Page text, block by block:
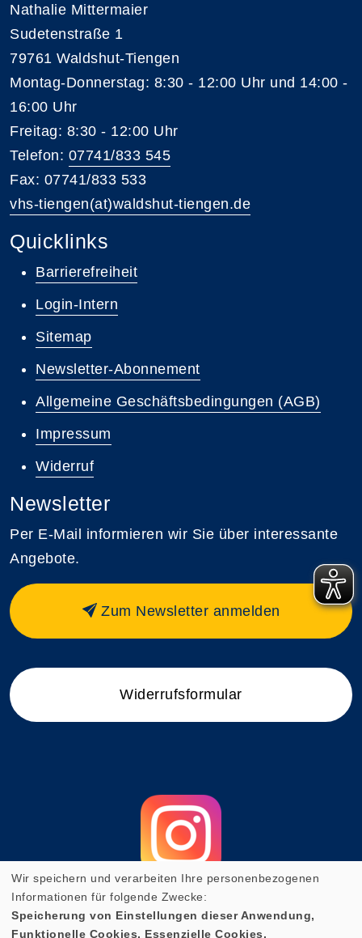
Nathalie Mittermaier
Sudetenstraße 1
79761 Waldshut-Tiengen
Montag-Donnerstag: 8:30 - 12:00 Uhr und 14:00 -
16:00 Uhr
Freitag: 8:30 - 12:00 Uhr
Telefon: 07741/833 545
Fax: 07741/833 533
vhs-tiengen(at)waldshut-tiengen.de
Quicklinks
Barrierefreiheit
Login-Intern
Sitemap
Newsletter-Abonnement
Allgemeine Geschäftsbedingungen (AGB)
Impressum
Widerruf
Newsletter
Per E-Mail informieren wir Sie über interessante
Angebote.
Zum Newsletter anmelden
Widerrufsformular
Wir speichern und verarbeiten Ihre personenbezogenen
Informationen für folgende Zwecke:
Speicherung von Einstellungen dieser Anwendung,
Funktionelle Cookies, Essenzielle Cookies.